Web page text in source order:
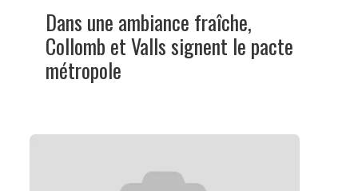
Dans une ambiance fraîche,
Collomb et Valls signent le pacte
métropole